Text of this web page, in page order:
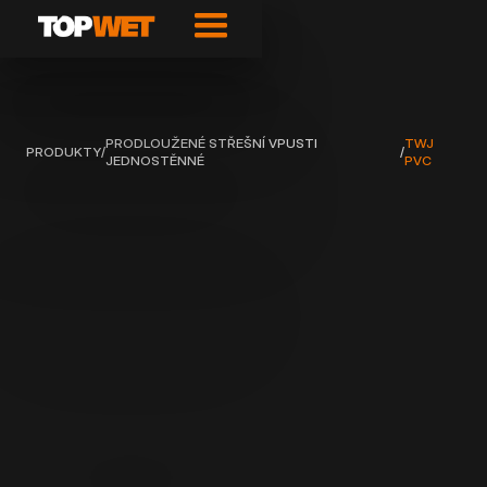
PRODUKTY/
PRODLOUŽENÉ STŘEŠNÍ VPUSTI
JEDNOSTĚNNÉ
/
TWJ
PVC